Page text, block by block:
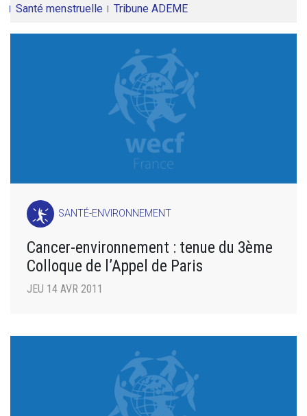
Santé menstruelle Tribune ADEME
SANTÉ-ENVIRONNEMENT
Cancer-environnement : tenue du 3ème
Colloque de l’Appel de Paris
JEU 14 AVR 2011